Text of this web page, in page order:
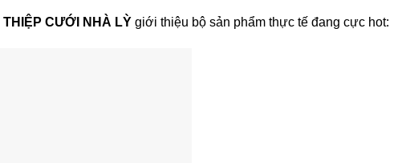
THIỆP CƯỚI NHÀ LỲ giới thiệu bộ sản phẩm thực tế đang cực hot: